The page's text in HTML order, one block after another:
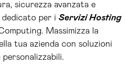
sicurezza avanzata e
per i Servizi Hosting
Massimizza la
tua azienda con soluzioni